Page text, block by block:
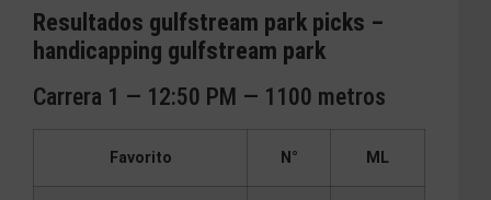
Resultados gulfstream park picks –
handicapping gulfstream park
Carrera 1 — 12:50 PM — 1100 metros
Favorito N° ML